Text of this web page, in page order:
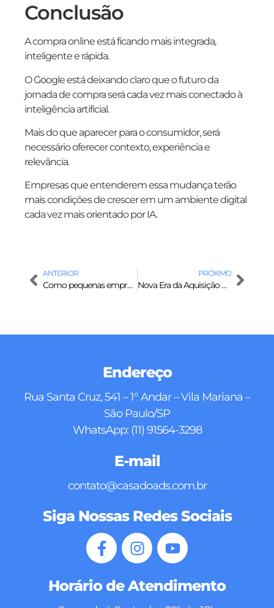
Conclusão
A compra online está ficando mais integrada,
inteligente e rápida.
O Google está deixando claro que o futuro da
jornada de compra será cada vez mais conectado à
inteligência artificial.
Mais do que aparecer para o consumidor, será
necessário oferecer contexto, experiência e
relevância.
Empresas que entenderem essa mudança terão
mais condições de crescer em um ambiente digital
cada vez mais orientado por IA.
ANTERIOR
Como pequenas empresas podem usar inteligência artificial para atrair mais clientes
PRÓXIMO
Nova Era da Aquisição de Clientes por Inteligência Artificial: o que muda para empresas que querem crescer nos próximos anos
Endereço
Rua Santa Cruz, 541 – 1° Andar – Vila Mariana –
São Paulo/SP
WhatsApp: (11) 91564-3298
E-mail
contato@casadoads.com.br
Siga Nossas Redes Sociais
Horário de Atendimento